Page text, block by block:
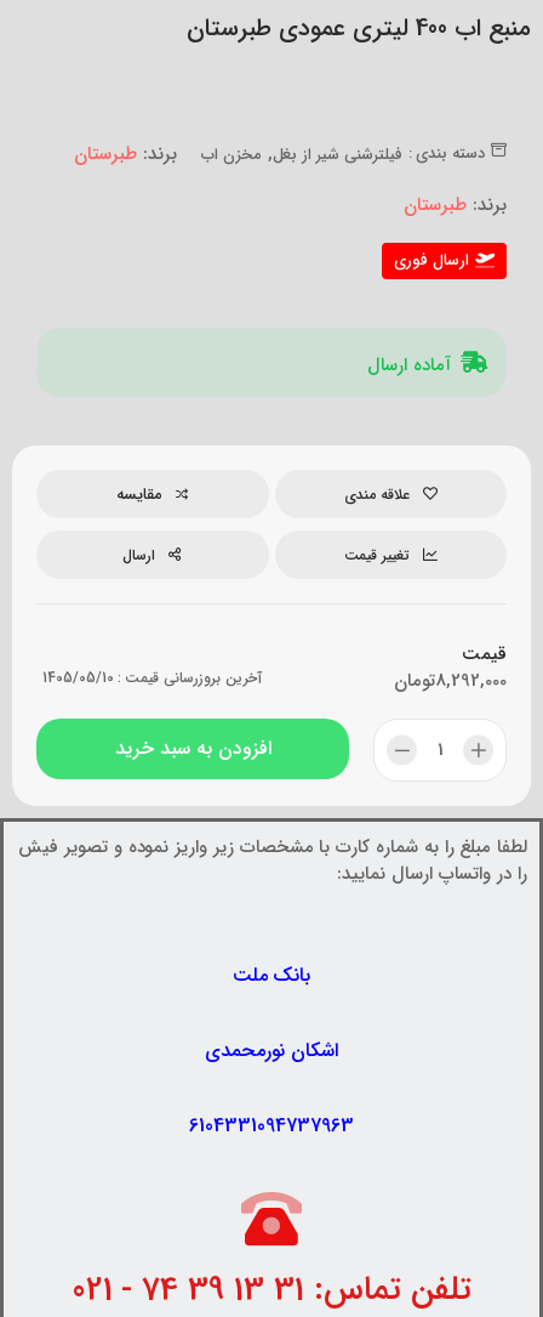
منبع اب 400 لیتری عمودی طبرستان
دسته بندی : فیلترشنی شیر از بغل, مخزن اب برند: طبرستان
برند: طبرستان
ارسال فوری
آماده ارسال
علاقه مندی مقایسه
تغییر قیمت ارسال
قیمت
تومان8,292,000 آخرین بروزرسانی قیمت : 1405/05/10
افزودن به سبد خرید
لطفا مبلغ را به شماره کارت با مشخصات زیر واریز نموده و تصویر فیش
را در واتساپ ارسال نمایید:
بانک ملت
اشکان نورمحمدی
6104331094737963
تلفن تماس: 31 13 39 74 - 021